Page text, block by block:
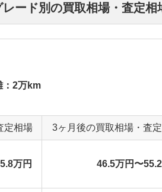
ード別の買取相場・査定
：2万km
定相場 3ヶ月後の買取相場・査
万円 46.5万円〜